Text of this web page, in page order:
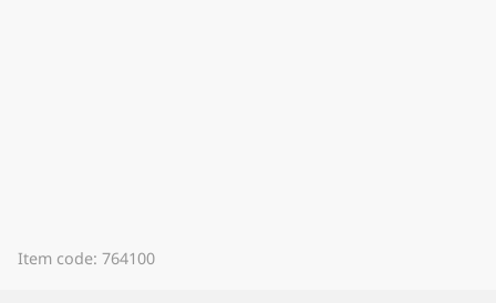
Item code: 764100